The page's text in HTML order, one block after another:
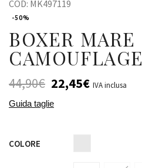
COD: MK497119
-50%
BOXER MARE
CAMOUFLAGE
44,90€ 22,45€ IVA inclusa
Guida taglie
COLORE